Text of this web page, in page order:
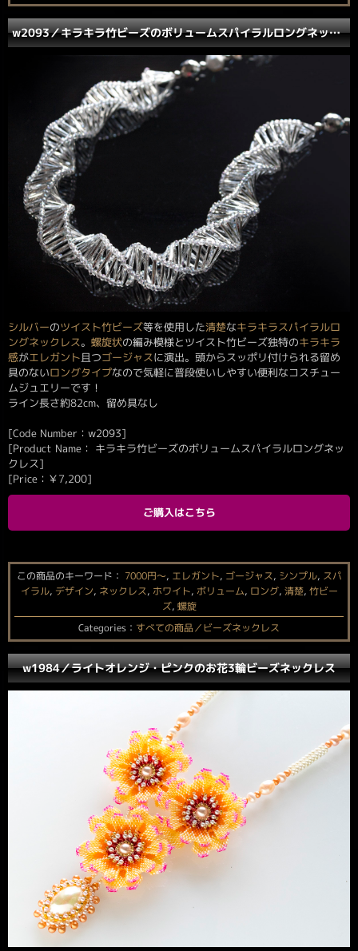
w2093／キラキラ竹ビーズのボリュームスパイラルロングネックレス
シルバーのツイスト竹ビーズ等を使用した清楚なキラキラスパイラルロ
ングネックレス。 螺旋状の編み模様とツイスト竹ビーズ独特のキラキラ
感がエレガント且つゴージャスに演出。頭からスッポリ付けられる留め
具のないロングタイプなので気軽に普段使いしやすい便利なコスチュー
ムジュエリーです！
ライン長さ約82cm、留め具なし
[Code Number：w2093]
[Product Name： キラキラ竹ビーズのボリュームスパイラルロングネッ
クレス]
[Price： ￥7,200]
ご購入はこちら
この商品のキーワード： 7000円〜, エレガント, ゴージャス, シンプル, スパ
イラル, デザイン, ネックレス, ホワイト, ボリューム, ロング, 清楚, 竹ビー
ズ, 螺旋
Categories： すべての商品／ビーズネックレス
w1984／ライトオレンジ・ピンクのお花3輪ビーズネックレス